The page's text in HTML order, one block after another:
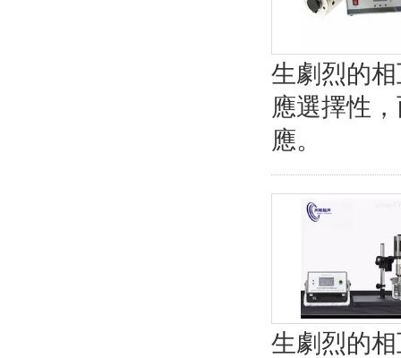
生劇烈的
應選擇性
應。
生劇烈的